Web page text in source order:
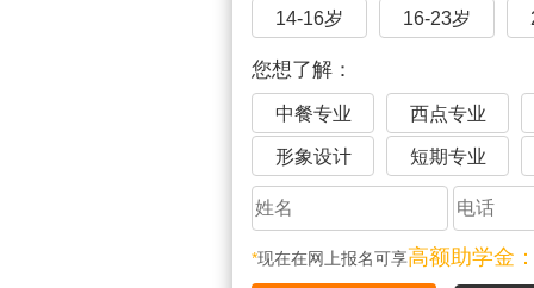
14-16岁 16-23岁
您想了解：
中餐专业 西点专业
形象设计 短期专业
*现在在网上报名可享高额助学金